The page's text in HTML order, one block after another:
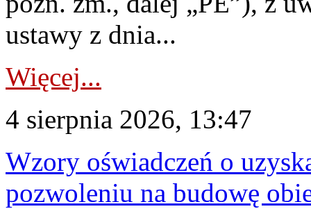
ustawy z dnia...
Więcej...
4 sierpnia 2026, 13:47
Wzory oświadczeń o
pozwoleniu na budowę